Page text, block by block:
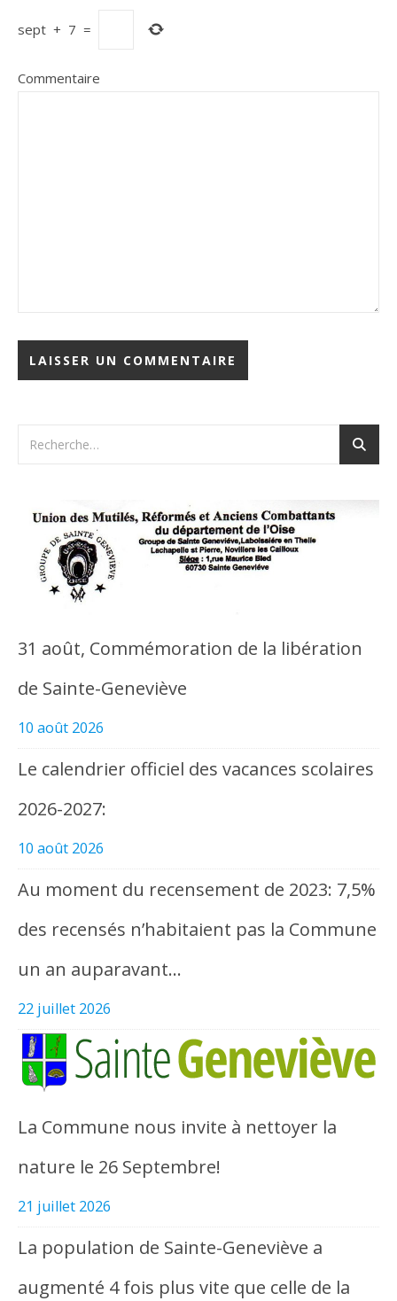
sept + 7 =
Commentaire
31 août, Commémoration de la libération
de Sainte-Geneviève
10 août 2026
Le calendrier officiel des vacances scolaires
2026-2027:
10 août 2026
Au moment du recensement de 2023: 7,5%
des recensés n’habitaient pas la Commune
un an auparavant…
22 juillet 2026
La Commune nous invite à nettoyer la
nature le 26 Septembre!
21 juillet 2026
La population de Sainte-Geneviève a
augmenté 4 fois plus vite que celle de la